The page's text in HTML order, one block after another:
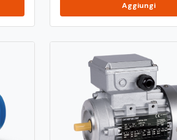
Aggiungi